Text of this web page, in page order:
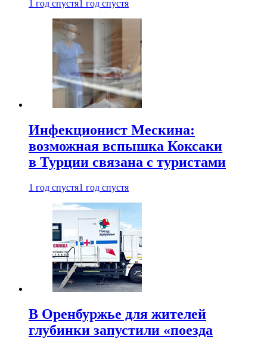
1 год спустя1 год спустя
Инфекционист Мескина:
возможная вспышка Коксаки
в Турции связана с туристами
1 год спустя1 год спустя
В Оренбуржье для жителей
глубинки запустили «поезда